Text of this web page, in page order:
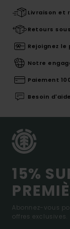
Livraison et
Retours
Rejoignez
Notre
Paiement
Besoin
15%
Abonnez-vous
offres exclusives.